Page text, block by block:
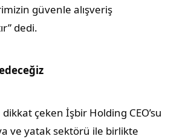
güvenle alışveriş
dedi.
çeken İşbir Holding CEO’su
ve yatak sektörü ile birlikte